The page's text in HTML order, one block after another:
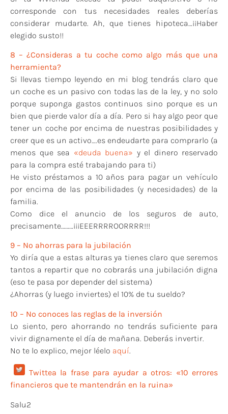
corresponde con tus necesidades reales deberías
considerar mudarte. Ah, que tienes hipoteca…¡¡Haber
elegido susto!!
8 – ¿Consideras a tu coche como algo más que una
herramienta?
Si llevas tiempo leyendo en mi blog tendrás claro que
un coche es un pasivo con todas las de la ley, y no solo
porque suponga gastos continuos sino porque es un
bien que pierde valor día a día. Pero si hay algo peor que
tener un coche por encima de nuestras posibilidades y
creer que es un activo….es endeudarte para comprarlo (a
menos que sea «deuda buena» y el dinero reservado
para la compra esté trabajando para ti)
He visto préstamos a 10 años para pagar un vehículo
por encima de las posibilidades (y necesidades) de la
familia.
Como dice el anuncio de los seguros de auto,
precisamente………¡¡¡EEERRRROORRRR!!!
9 – No ahorras para la jubilación
Yo diría que a estas alturas ya tienes claro que seremos
tantos a repartir que no cobrarás una jubilación digna
(eso te pasa por depender del sistema)
¿Ahorras (y luego inviertes) el 10% de tu sueldo?
10 – No conoces las reglas de la inversión
Lo siento, pero ahorrando no tendrás suficiente para
vivir dignamente el día de mañana. Deberás invertir.
No te lo explico, mejor léelo aquí.
Twittea la frase para ayudar a otros: «10 errores
financieros que te mantendrán en la ruina»
Salu2